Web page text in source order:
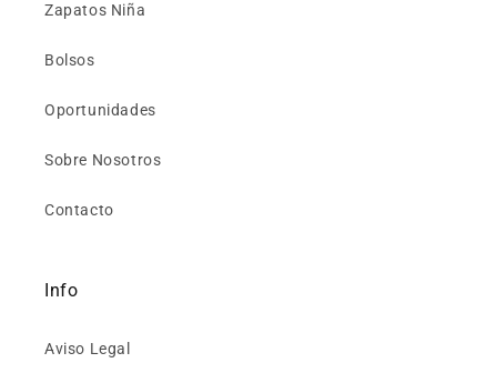
Zapatos Niña
Bolsos
Oportunidades
Sobre Nosotros
Contacto
Info
Aviso Legal